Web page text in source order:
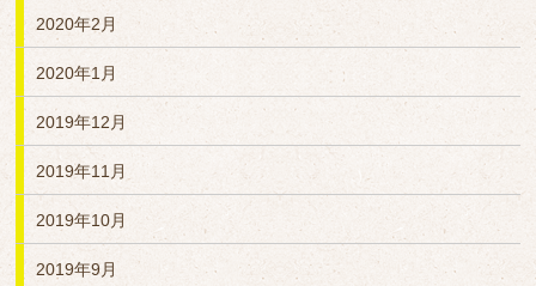
2020年2月
2020年1月
2019年12月
2019年11月
2019年10月
2019年9月